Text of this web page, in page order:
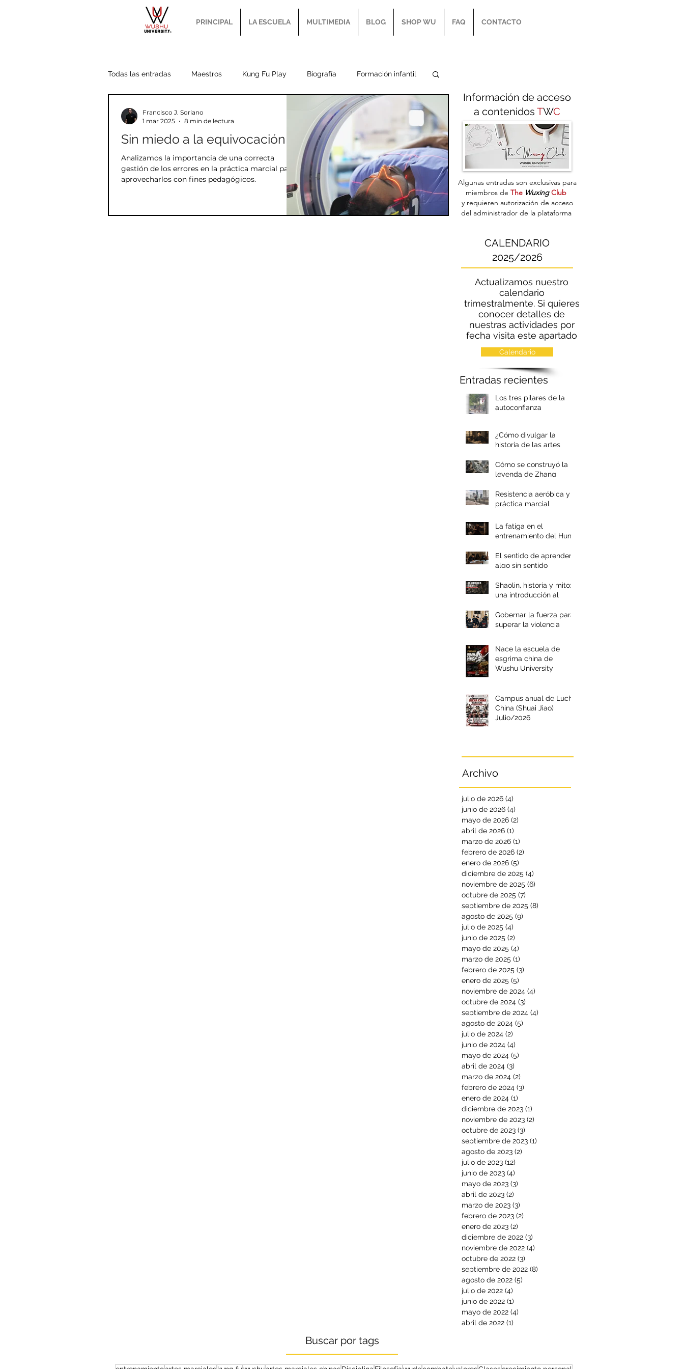
PRINCIPAL LA ESCUELA MULTIMEDIA BLOG SHOP WU FAQ CONTACTO
Todas las entradas Maestros Kung Fu Play Biografía Formación infantil
Wang Yang Potencias Ba Fa
Acondicionamiento Análisis Hua Jin Bibliografía marcial
Historia de las AAMMCC Crecimiento personal
Sin miedo a la equivocación
Analizamos la importancia de una correcta
gestión de los errores en la práctica marcial para
aprovecharlos con fines pedagógicos.
Francisco J. Soriano
1 mar 2025
8 min de lectura
Buscar por tags
Información de acceso
a contenidos TWC
Algunas entradas son exclusivas para
miembros de The WuxingClub
y requieren autorización de acceso
del administrador de la plataforma
CALENDARIO
2025/2026
Actualizamos nuestro
calendario
trimestralmente. Si quieres
conocer detalles de
nuestras actividades por
fecha visita este apartado
Calendario
Entradas recientes
Los tres pilares de la
autoconfianza
¿Cómo divulgar la
historia de las artes
Cómo se construyó la
leyenda de Zhang
Resistencia aeróbica y
práctica marcial
La fatiga en el
entrenamiento del Hung
El sentido de aprender
algo sin sentido
Shaolin, historia y mito:
una introducción al
Gobernar la fuerza para
superar la violencia
Nace la escuela de
esgrima china de
Wushu University
Campus anual de Lucha
China (Shuai Jiao)
Julio/2026
Archivo
julio de 2026 (4)
junio de 2026 (4)
mayo de 2026 (2)
abril de 2026 (1)
marzo de 2026 (1)
febrero de 2026 (2)
enero de 2026 (5)
diciembre de 2025 (4)
noviembre de 2025 (6)
octubre de 2025 (7)
septiembre de 2025 (8)
agosto de 2025 (9)
julio de 2025 (4)
junio de 2025 (2)
mayo de 2025 (4)
marzo de 2025 (1)
febrero de 2025 (3)
enero de 2025 (5)
noviembre de 2024 (4)
octubre de 2024 (3)
septiembre de 2024 (4)
agosto de 2024 (5)
julio de 2024 (2)
junio de 2024 (4)
mayo de 2024 (5)
abril de 2024 (3)
marzo de 2024 (2)
febrero de 2024 (3)
enero de 2024 (1)
diciembre de 2023 (1)
noviembre de 2023 (2)
octubre de 2023 (3)
septiembre de 2023 (1)
agosto de 2023 (2)
julio de 2023 (12)
junio de 2023 (4)
mayo de 2023 (3)
abril de 2023 (2)
marzo de 2023 (3)
febrero de 2023 (2)
enero de 2023 (2)
diciembre de 2022 (3)
noviembre de 2022 (4)
octubre de 2022 (3)
septiembre de 2022 (8)
agosto de 2022 (5)
julio de 2022 (4)
junio de 2022 (1)
mayo de 2022 (4)
abril de 2022 (1)